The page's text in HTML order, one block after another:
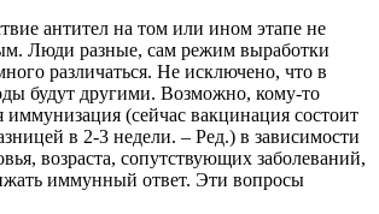
антител на том или ином этапе не
Люди разные, сам режим выработки
различаться. Не исключено, что в
будут другими. Возможно, кому-то
иммунизация (сейчас вакцинация состоит
в 2-3 недели. – Ред.) в зависимости
возраста, сопутствующих заболеваний,
иммунный ответ. Эти вопросы